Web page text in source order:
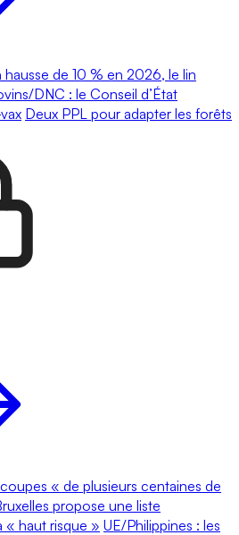
de 10 % en 2026, le lin
DNC : le Conseil d’État
Deux PPL pour adapter les forêts
« de plusieurs centaines de
propose une liste
« haut risque » UE/Philippines : les